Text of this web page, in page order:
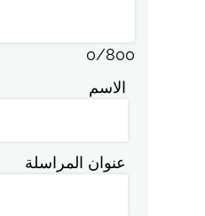
0/800
الاسم
عنوان المراسلة